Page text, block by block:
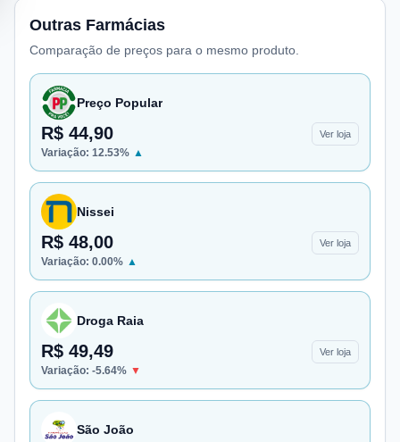
Outras Farmácias
Comparação de preços para o mesmo produto.
Preço Popular
R$ 44,90 Ver loja
Variação: 12.53% ▲
Nissei
R$ 48,00 Ver loja
Variação: 0.00% ▲
Droga Raia
R$ 49,49 Ver loja
Variação: -5.64% ▼
São João